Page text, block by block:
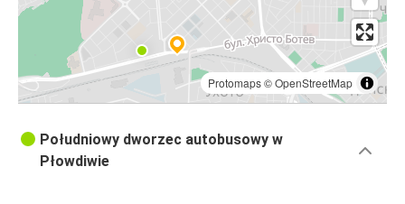
Protomaps©OpenStreetMap
Południowy dworzec autobusowy w
Płowdiwie